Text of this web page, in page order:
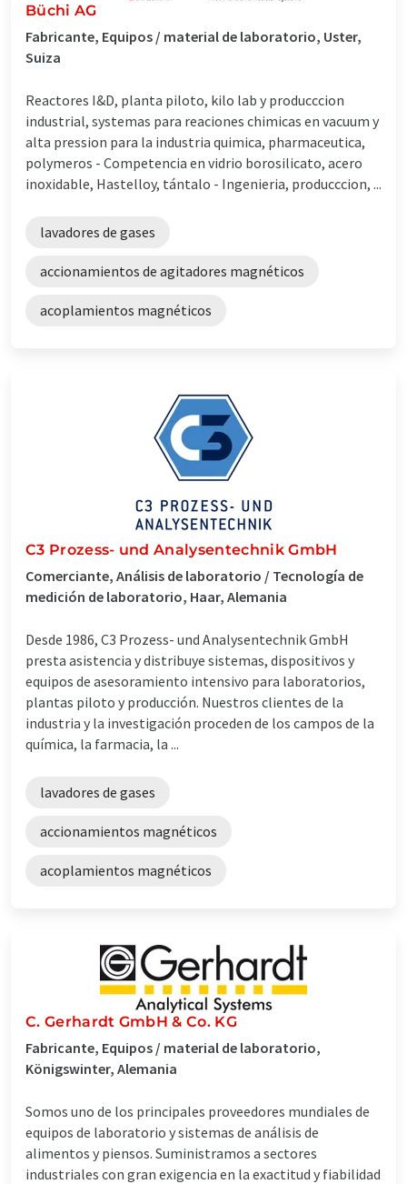
Büchi AG
Fabricante, Equipos / material de laboratorio, Uster,
Suiza
Reactores I&D, planta piloto, kilo lab y producccion
industrial, systemas para reaciones chimicas en vacuum y
alta pression para la industria quimica, pharmaceutica,
polymeros - Competencia en vidrio borosilicato, acero
inoxidable, Hastelloy, tántalo - Ingenieria, producccion, ...
lavadores de gases
accionamientos de agitadores magnéticos
acoplamientos magnéticos
C3 Prozess- und Analysentechnik GmbH
Comerciante, Análisis de laboratorio / Tecnología de
medición de laboratorio, Haar, Alemania
Desde 1986, C3 Prozess- und Analysentechnik GmbH
presta asistencia y distribuye sistemas, dispositivos y
equipos de asesoramiento intensivo para laboratorios,
plantas piloto y producción. Nuestros clientes de la
industria y la investigación proceden de los campos de la
química, la farmacia, la ...
lavadores de gases
accionamientos magnéticos
acoplamientos magnéticos
C. Gerhardt GmbH & Co. KG
Fabricante, Equipos / material de laboratorio,
Königswinter, Alemania
Somos uno de los principales proveedores mundiales de
equipos de laboratorio y sistemas de análisis de
alimentos y piensos. Suministramos a sectores
industriales con gran exigencia en la exactitud y fiabilidad